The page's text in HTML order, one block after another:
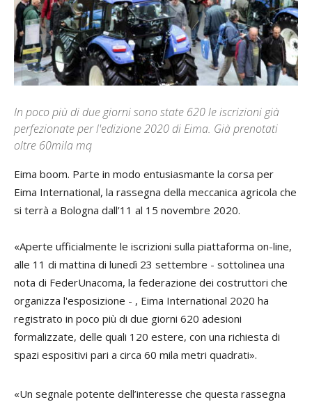
In poco più di due giorni sono state 620 le iscrizioni già
perfezionate per l'edizione 2020 di Eima. Già prenotati
oltre 60mila mq
Eima boom. Parte in modo entusiasmante la corsa per
Eima International, la rassegna della meccanica agricola che
si terrà a Bologna dall’11 al 15 novembre 2020.
«Aperte ufficialmente le iscrizioni sulla piattaforma on-line,
alle 11 di mattina di lunedì 23 settembre - sottolinea una
nota di FederUnacoma, la federazione dei costruttori che
organizza l'esposizione - , Eima International 2020 ha
registrato in poco più di due giorni 620 adesioni
formalizzate, delle quali 120 estere, con una richiesta di
spazi espositivi pari a circa 60 mila metri quadrati».
«Un segnale potente dell’interesse che questa rassegna